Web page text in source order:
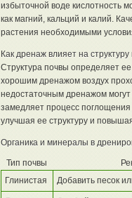
избыточной воде кислотность
как магний, кальций и калий.
растения необходимыми
Как дренаж влияет на структуру
Структура почвы определяет
хорошим дренажом воздух
недостаточным дренажом
замедляет процесс
улучшая ее структуру и
Органика и минералы в
Тип почвы
Глинистая
Добавить песок